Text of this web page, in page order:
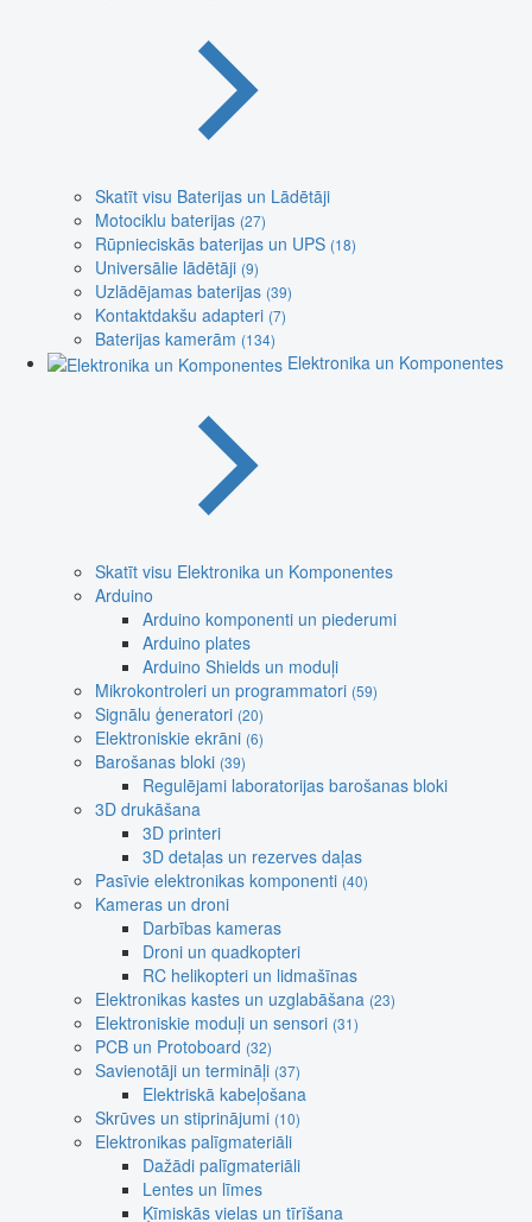
Skatīt visu Baterijas un Lādētāji
Motociklu baterijas (27)
Rūpnieciskās baterijas un UPS (18)
Universālie lādētāji (9)
Uzlādējamas baterijas (39)
Kontaktdakšu adapteri (7)
Baterijas kamerām (134)
Elektronika un Komponentes
Skatīt visu Elektronika un Komponentes
Arduino
Arduino komponenti un piederumi
Arduino plates
Arduino Shields un moduļi
Mikrokontroleri un programmatori (59)
Signālu ģeneratori (20)
Elektroniskie ekrāni (6)
Barošanas bloki (39)
Regulējami laboratorijas barošanas bloki
3D drukāšana
3D printeri
3D detaļas un rezerves daļas
Pasīvie elektronikas komponenti (40)
Kameras un droni
Darbības kameras
Droni un quadkopteri
RC helikopteri un lidmašīnas
Elektronikas kastes un uzglabāšana (23)
Elektroniskie moduļi un sensori (31)
PCB un Protoboard (32)
Savienotāji un termināļi (37)
Elektriskā kabeļošana
Skrūves un stiprinājumi (10)
Elektronikas palīgmateriāli
Dažādi palīgmateriāli
Lentes un līmes
Ķīmiskās vielas un tīrīšana